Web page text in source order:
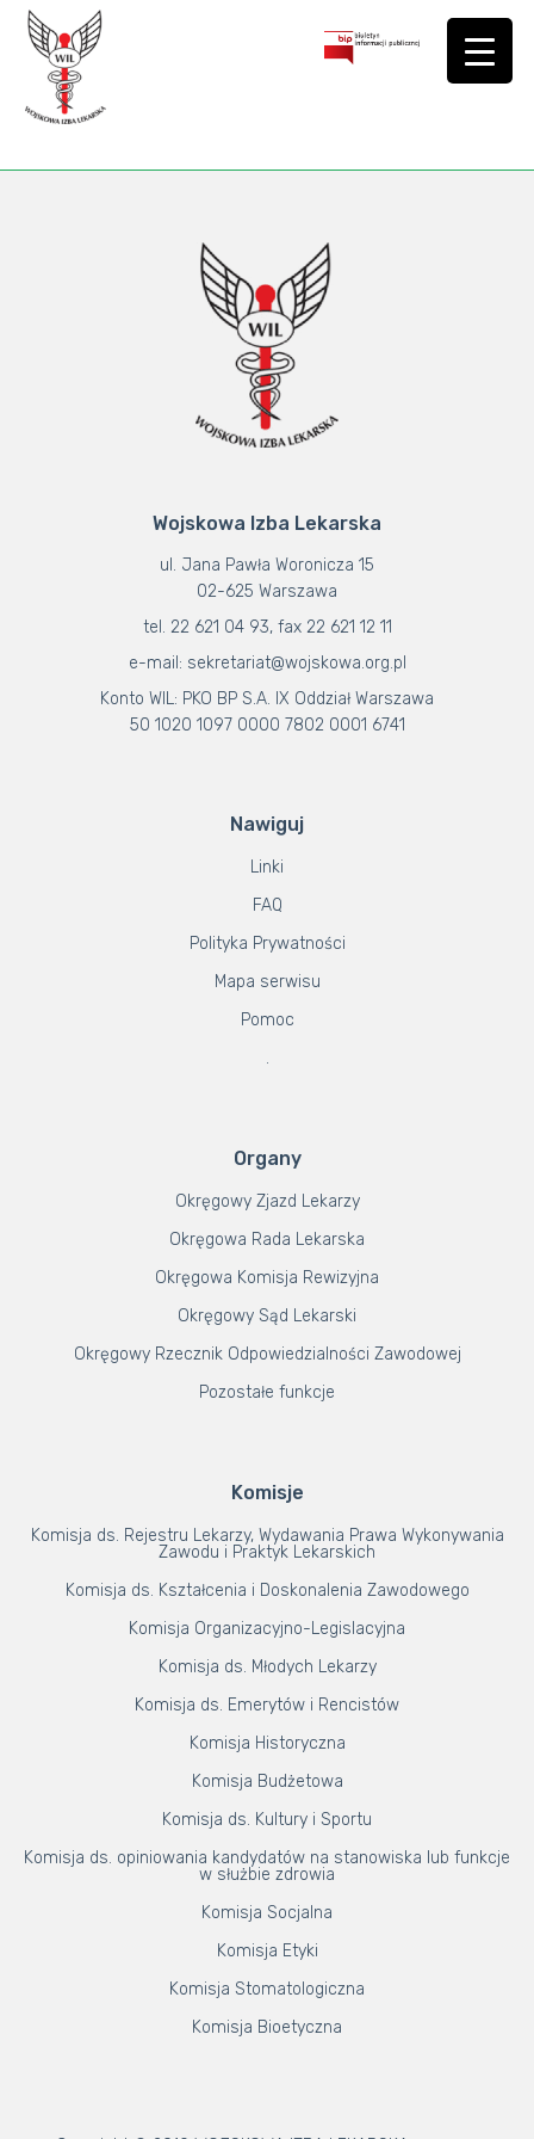
Wojskowa Izba Lekarska
ul. Jana Pawła Woronicza 15
02-625 Warszawa
tel. 22 621 04 93, fax 22 621 12 11
e-mail: sekretariat@wojskowa.org.pl
Konto WIL: PKO BP S.A. IX Oddział Warszawa
50 1020 1097 0000 7802 0001 6741
Nawiguj
Linki
FAQ
Polityka Prywatności
Mapa serwisu
Pomoc
.
Organy
Okręgowy Zjazd Lekarzy
Okręgowa Rada Lekarska
Okręgowa Komisja Rewizyjna
Okręgowy Sąd Lekarski
Okręgowy Rzecznik Odpowiedzialności Zawodowej
Pozostałe funkcje
Komisje
Komisja ds. Rejestru Lekarzy, Wydawania Prawa Wykonywania
Zawodu i Praktyk Lekarskich
Komisja ds. Kształcenia i Doskonalenia Zawodowego
Komisja Organizacyjno-Legislacyjna
Komisja ds. Młodych Lekarzy
Komisja ds. Emerytów i Rencistów
Komisja Historyczna
Komisja Budżetowa
Komisja ds. Kultury i Sportu
Komisja ds. opiniowania kandydatów na stanowiska lub funkcje
w służbie zdrowia
Komisja Socjalna
Komisja Etyki
Komisja Stomatologiczna
Komisja Bioetyczna